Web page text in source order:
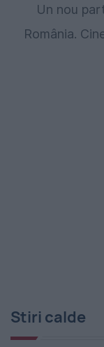
Un nou
România.
Stiri calde